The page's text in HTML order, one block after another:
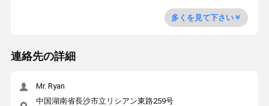
多くを見て下さい
連絡先の詳細
Mr. Ryan
中国湖南省長沙市立リシアン東路259号